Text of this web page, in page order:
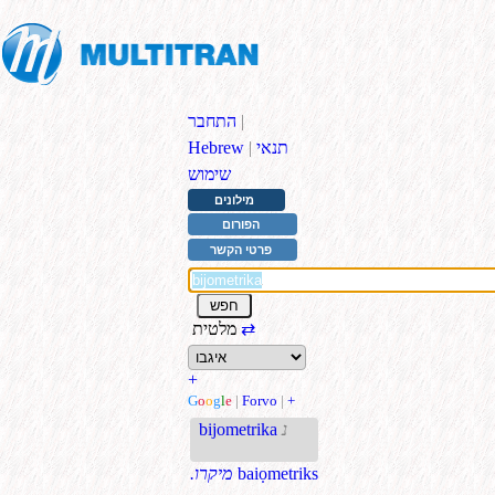
התחבר |
Hebrew | תנאי
שימוש
מילונים
הפורום
פרטי הקשר
⇄
+
Google | Forvo | +
bijometrika נ
.מיקרו baiọmetriks